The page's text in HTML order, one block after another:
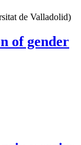
de Valladolid)
of gender